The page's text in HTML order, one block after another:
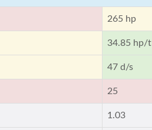
265 hp
34.85 hp/t
47 d/s
25
1.03